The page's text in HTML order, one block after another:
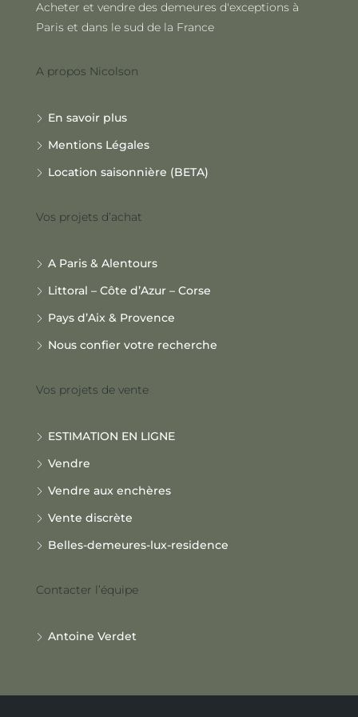
Acheter et vendre des demeures d'exceptions à
Paris et dans le sud de la France
A propos Nicolson
En savoir plus
Mentions Légales
Location saisonnière (BETA)
Vos projets d’achat
A Paris & Alentours
Littoral – Côte d’Azur – Corse
Pays d’Aix & Provence
Nous confier votre recherche
Vos projets de vente
ESTIMATION EN LIGNE
Vendre
Vendre aux enchères
Vente discrète
Belles-demeures-lux-residence
Contacter l’équipe
Antoine Verdet